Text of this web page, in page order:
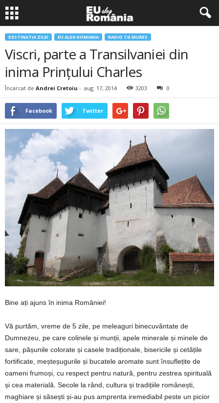
DESTINATIA ZILEI EU ALEG ROMANIA RADIO TG MURES
Viscri, parte a Transilvaniei din
inima Prințului Charles
Încarcat de Andrei Cretoiu - aug. 17, 2014 3203 0
Facebook Twitter
Bine ați ajuns în inima României!
Vă purtăm, vreme de 5 zile, pe meleaguri binecuvântate de
Dumnezeu, pe care colinele și munții, apele minerale și minele de
sare, pășunile colorate și casele tradiționale, bisericile și cetățile
fortificate, meșteșugurile și bucatele aromate sunt însuflețite de
oameni frumoși, cu respect pentru natură, pentru zestrea spirituală
și cea materială. Secole la rând, cultura și tradițiile românești,
maghiare și săsești și-au pus amprenta iremediabil peste un picior